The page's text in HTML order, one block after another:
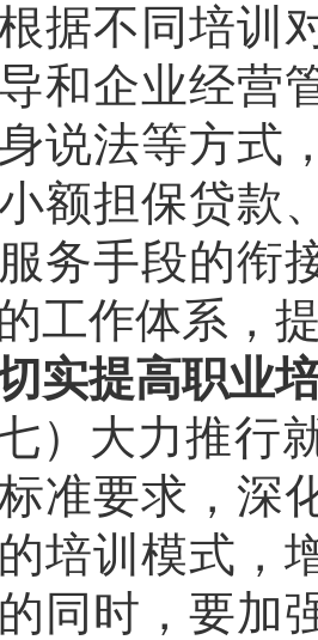
据不同培训
和企业经营
说法等方式
额担保贷款
务手段的衔
工作体系，
实提高职业
）大力推行
准要求，深
培训模式，
同时，要加